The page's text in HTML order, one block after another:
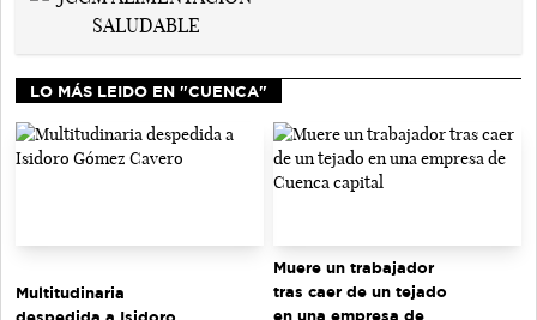
LO MÁS LEIDO EN "CUENCA"
Multitudinaria
despedida a Isidoro
Muere un trabajador
tras caer de un tejado
en una empresa de